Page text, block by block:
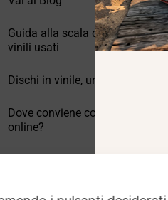
Guida alla scala di valutazione
vinili usati
Dischi in vinile, un po’ di storia.
Dove conviene comprare vinili
online?